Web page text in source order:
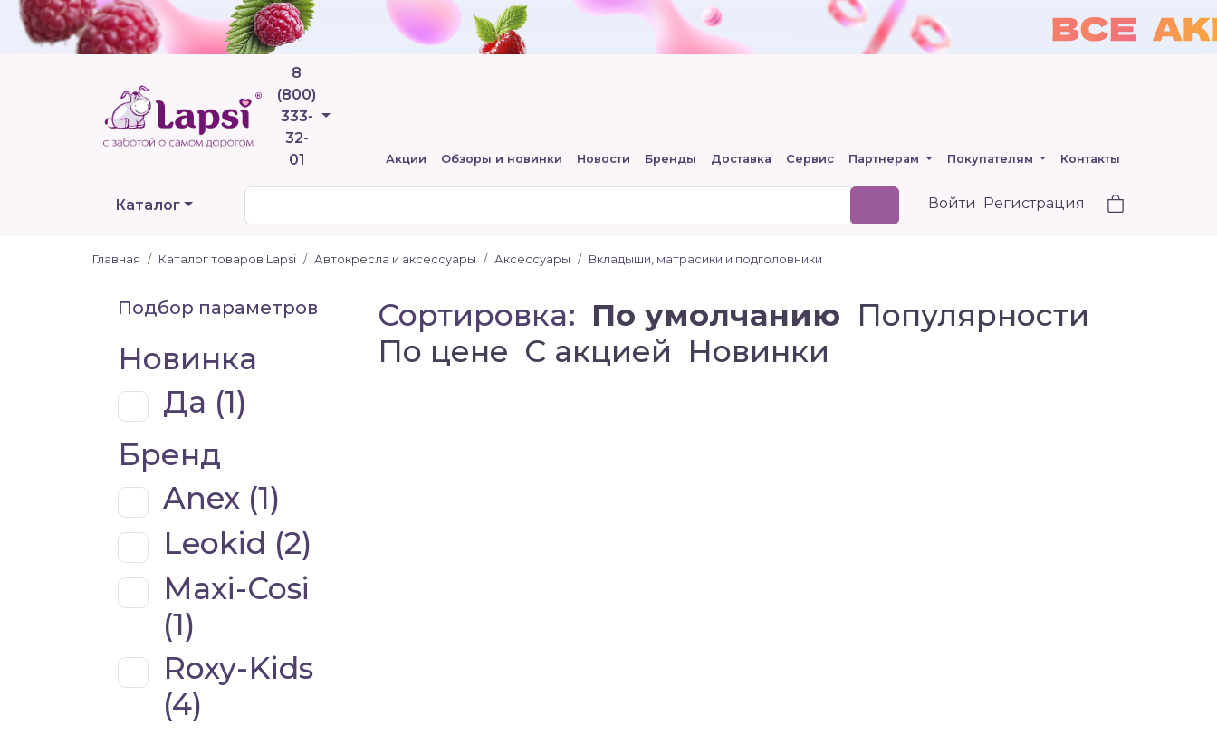
8
(800)
333-
32-
01
Телефоны
Акции Обзоры и новинки Новости Бренды Доставка Сервис Партнерам Покупателям Контакты
Каталог Войти Регистрация
Главная Каталог товаров Lapsi Автокресла и аксессуары Аксессуары Вкладыши, матрасики и подголовники
Подбор параметров
Новинка
Да (1)
Бренд
Anex (1)
Leokid (2)
Maxi-Cosi
(1)
Roxy-Kids
(4)
Сортировка: По умолчанию Популярности
По цене C акцией Новинки